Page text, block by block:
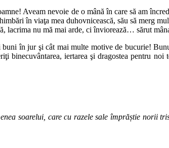
Aveam nevoie de o mână în care să am
în viaţa mea duhovnicească, său să merg
lacrima nu mă mai arde, ci înviorează… sărut
în jur şi cât mai multe motive de bucurie!
binecuvântarea, iertarea şi dragostea pentru
soarelui, care cu razele sale împrăștie norii